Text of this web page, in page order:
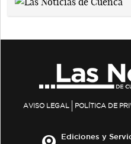
AVISO LEGAL POLÍTICA DE
Ediciones y